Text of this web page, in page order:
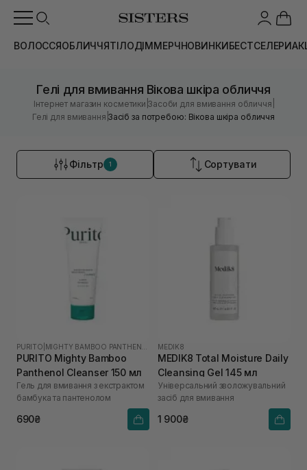
ВОЛОССЯОБЛИЧЧЯТІЛОДІММЕРЧНОВИНКИБЕСТСЕЛЕРИ
Гелі для вмивання Вікова шкіра обличчя
Інтернет магазин косметики Засоби для вмивання обличчя
Гелі для вмивання |Засіб за потребою: Вікова шкіра обличчя
Фільтр 1 Сортувати
PURITO
PURITO Mighty Bamboo
Panthenol Cleanser 150 мл
Гель для вмивання з екстрактом
бамбука та пантенолом
690₴
MEDIK8
MEDIK8 Total Moisture Daily
Cleansing Gel 145 мл
Універсальний зволожувальний
засіб для вмивання
1 900₴